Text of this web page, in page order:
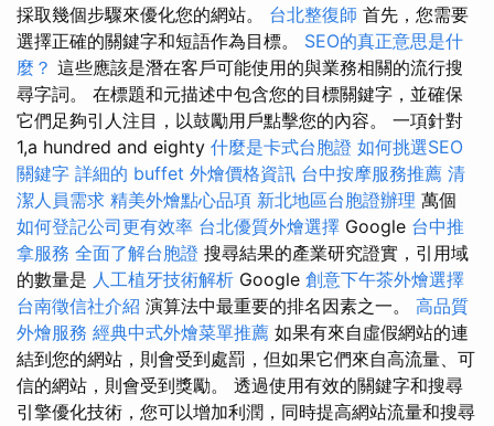
採取幾個步驟來優化您的網站。 台北整復師 首先，您需要
選擇正確的關鍵字和短語作為目標。 SEO的真正意思是什
麼？ 這些應該是潛在客戶可能使用的與業務相關的流行搜
尋字詞。 在標題和元描述中包含您的目標關鍵字，並確保
它們足夠引人注目，以鼓勵用戶點擊您的內容。 一項針對
1,a hundred and eighty 什麼是卡式台胞證 如何挑選SEO
關鍵字 詳細的 buffet 外燴價格資訊 台中按摩服務推薦 清
潔人員需求 精美外燴點心品項 新北地區台胞證辦理 萬個
如何登記公司更有效率 台北優質外燴選擇 Google 台中推
拿服務 全面了解台胞證 搜尋結果的產業研究證實，引用域
的數量是 人工植牙技術解析 Google 創意下午茶外燴選擇
台南徵信社介紹 演算法中最重要的排名因素之一。 高品質
外燴服務 經典中式外燴菜單推薦 如果有來自虛假網站的連
結到您的網站，則會受到處罰，但如果它們來自高流量、可
信的網站，則會受到獎勵。 透過使用有效的關鍵字和搜尋
引擎優化技術，您可以增加利潤，同時提高網站流量和搜尋